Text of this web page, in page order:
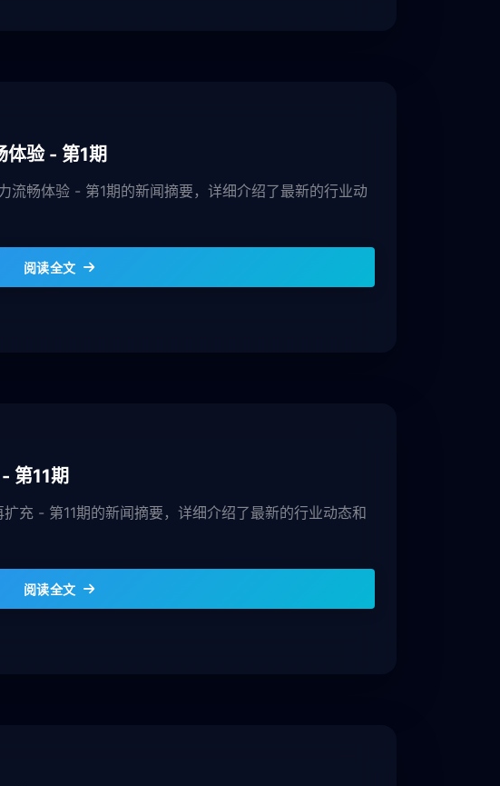
体验 - 第1期
流畅体验 - 第1期的新闻摘要，详细介绍了最新的行业动
阅读全文
第11期
充 - 第11期的新闻摘要，详细介绍了最新的行业动态和
阅读全文